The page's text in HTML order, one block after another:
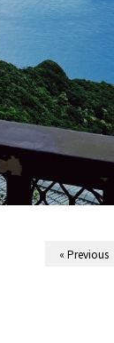
« Previous